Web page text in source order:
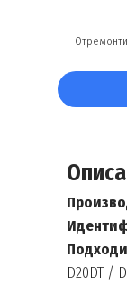
D20DT /